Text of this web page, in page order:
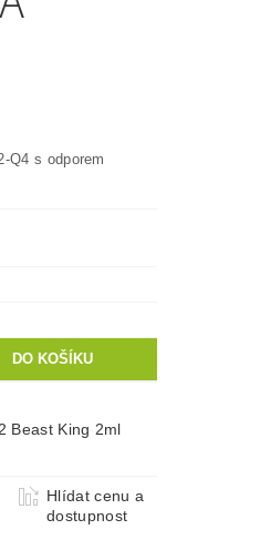
Q4 s odporem
Beast King 2ml
Hlídat cenu a
dostupnost